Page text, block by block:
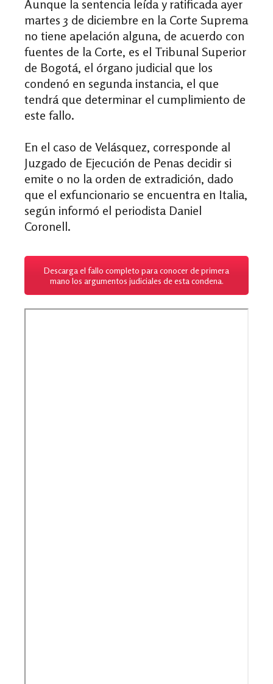
Aunque la sentencia leída y ratificada ayer
martes 3 de diciembre en la Corte Suprema
no tiene apelación alguna, de acuerdo con
fuentes de la Corte, es el Tribunal Superior
de Bogotá, el órgano judicial que los
condenó en segunda instancia, el que
tendrá que determinar el cumplimiento de
este fallo.
En el caso de Velásquez, corresponde al
Juzgado de Ejecución de Penas decidir si
emite o no la orden de extradición, dado
que el exfuncionario se encuentra en Italia,
según informó el periodista Daniel
Coronell.
Descarga el fallo completo para conocer de primera
mano los argumentos judiciales de esta condena.